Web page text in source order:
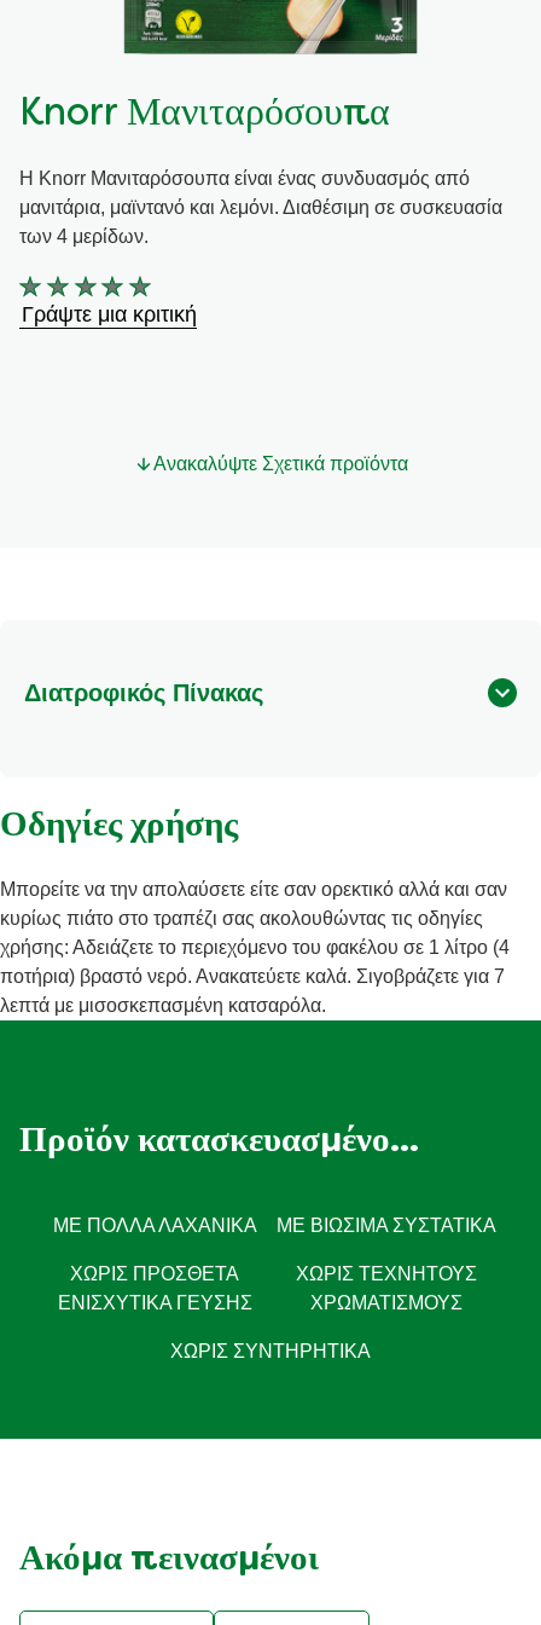
Συνταγές από την Μαργαρίτα Νικολαΐδη
Knorr Μανιταρόσουπα
Η Knorr Μανιταρόσουπα είναι ένας συνδυασμός από
μανιτάρια, μαϊντανό και λεμόνι. Διαθέσιμη σε συσκευασία
των 4 μερίδων.
Δεν
υποβλήθηκαν
Γράψτε μια κριτική
Ανακαλύψτε Σχετικά προϊόντα
Διατροφικός Πίνακας
Οδηγίες χρήσης
Μπορείτε να την απολαύσετε είτε σαν ορεκτικό αλλά και σαν
κυρίως πιάτο στο τραπέζι σας ακολουθώντας τις οδηγίες
χρήσης: Αδειάζετε το περιεχόμενο του φακέλου σε 1 λίτρο (4
ποτήρια) βραστό νερό. Ανακατεύετε καλά. Σιγοβράζετε για 7
λεπτά με μισοσκεπασμένη κατσαρόλα.
Προϊόν κατασκευασμένο...
ΜΕ ΠΟΛΛΆ ΛΑΧΑΝΙΚΆ ΜΕ ΒΙΏΣΙΜΑ ΣΥΣΤΑΤΙΚΆ
ΧΩΡΊΣ ΠΡΌΣΘΕΤΑ
ΕΝΙΣΧΥΤΙΚΆ ΓΕΎΣΗΣ
ΧΩΡΊΣ ΤΕΧΝΗΤΟΎΣ
ΧΡΩΜΑΤΙΣΜΟΎΣ
ΧΩΡΙΣ ΣΥΝΤΗΡΗΤΙΚΑ
Ακόμα πεινασμένοι